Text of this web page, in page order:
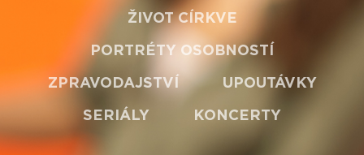
ŽIVOT CÍRKVE
PORTRÉTY OSOBNOSTÍ
ZPRAVODAJSTVÍ UPOUTÁVKY
SERIÁLY KONCERTY